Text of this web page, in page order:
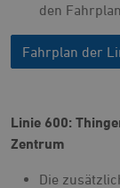
den
Fahrplan der
Linie 600:
Zentrum
Die